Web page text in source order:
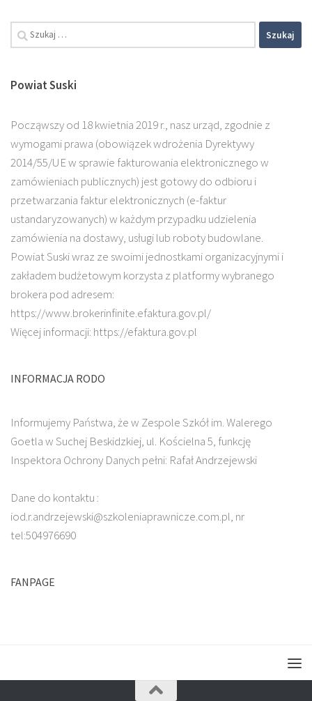
Szukaj:
Powiat Suski
Począwszy od 18 kwietnia 2019 r., nasz urząd, zgodnie z
wymogami prawa (obowiązek wdrożenia Dyrektywy
2014/55/UE w sprawie fakturowania elektronicznego w
zamówieniach publicznych) jest gotowy do odbioru i
przetwarzania faktur elektronicznych (e-faktur
ustandaryzowanych) w każdym przypadku udzielenia
zamówienia na dostawy, usługi lub roboty budowlane.
Powiat Suski wraz ze swoimi jednostkami organizacyjnymi i
zakładem budżetowym korzysta z platformy wybranego
brokera pod adresem:
https://www.brokerinfinite.efaktura.gov.pl/
Więcej informacji: https://efaktura.gov.pl
INFORMACJA RODO
Informujemy Państwa, że w Zespole Szkół im. Walerego
Goetla w Suchej Beskidzkiej, ul. Kościelna 5, funkcję
Inspektora Ochrony Danych pełni: Rafał Andrzejewski
Dane do kontaktu :
iod.r.andrzejewski@szkoleniaprawnicze.com.pl, nr
tel:504976690
FANPAGE